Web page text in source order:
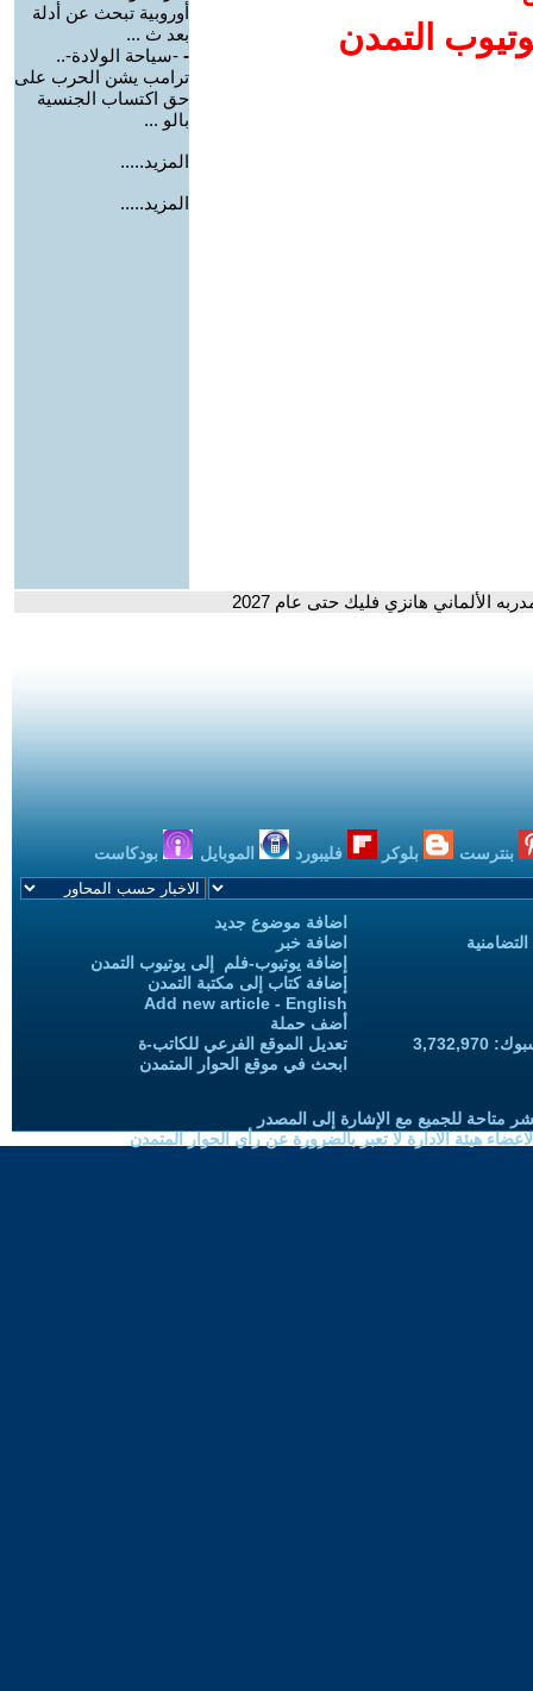
التمدن
أوروبية تبحث عن أدلة
بعد ث ...
- -سياحة الولادة-..
ترامب يشن الحرب على
حق اكتساب الجنسية
بالو ...
المزيد.....
المزيد.....
الألماني هانزي فليك حتى عام 2027
بنترست بلوكر فليبورد الموبايل بودكاست
اضافة موضوع جديد
اضافة خبر
إضافة يوتيوب-فلم إلى يوتيوب التمدن
إضافة كتاب إلى مكتبة التمدن
Add new article - English
أضف حملة
تعديل الموقع الفرعي للكاتب-ة
ابحث في موقع الحوار المتمدن
متاحة للجميع مع الإشارة إلى المصدر
هيئة الادارة لا تعبر بالضرورة عن رأي الحوار المتمدن